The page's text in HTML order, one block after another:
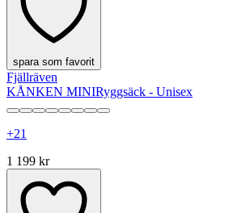
spara som favorit
Fjällräven
KÅNKEN MINIRyggsäck - Unisex
+21
1 199 kr